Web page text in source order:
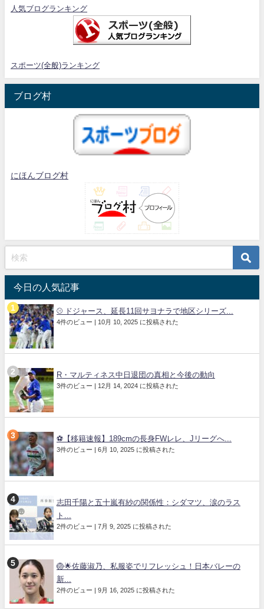
人気ブログランキング
スポーツ(全般)ランキング
ブログ村
にほんブログ村
今日の人気記事
⚾️ ドジャース、延長11回サヨナラで地区シリーズ...
4件のビュー 10月 10, 2025 に投稿された
R・マルティネス中日退団の真相と今後の動向
3件のビュー 12月 14, 2024 に投稿された
⚽【移籍速報】189cmの長身FWレレ、Jリーグへ...
3件のビュー 6月 10, 2025 に投稿された
志田千陽と五十嵐有紗の関係性：シダマツ、涙のラス
ト...
2件のビュー 7月 9, 2025 に投稿された
🏐🌟佐藤淑乃、私服姿でリフレッシュ！日本バレーの
新...
2件のビュー 9月 16, 2025 に投稿された